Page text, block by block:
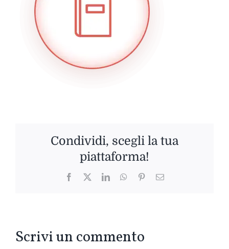
Condividi, scegli la tua
piattaforma!
Facebook
TwitterLinkedInWhatsApp
PinterestEmail
Scrivi un commento